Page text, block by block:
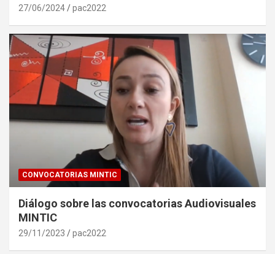
27/06/2024 pac2022
CONVOCATORIAS MINTIC
Diálogo sobre las convocatorias Audiovisuales
MINTIC
29/11/2023 pac2022